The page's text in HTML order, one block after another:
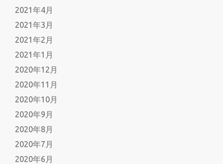
2021年4月
2021年3月
2021年2月
2021年1月
2020年12月
2020年11月
2020年10月
2020年9月
2020年8月
2020年7月
2020年6月